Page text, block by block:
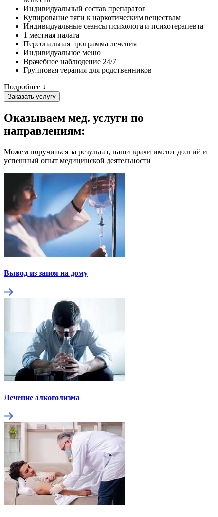
Индивидуальный состав препаратов
Купирование тяги к наркотическим веществам
Индивидуальные сеансы психолога и психотерапевта
1 местная палата
Персональная программа лечения
Индивидуальное меню
Врачебное наблюдение 24/7
Групповая терапия для родственников
Подробнее ↓
Заказать услугу
Оказываем мед. услуги по
направлениям:
Можем поручиться за результат, наши врачи имеют долгий и
успешный опыт медицинской деятельности
Вывод из запоя на дому
Лечение алкоголизма